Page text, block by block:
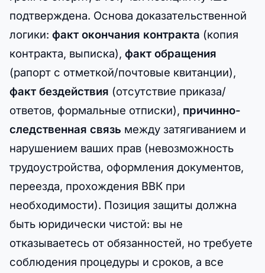
подтверждена. Основа доказательственной
логики: факт окончания контракта (копия
контракта, выписка), факт обращения
(рапорт с отметкой/почтовые квитанции),
факт бездействия (отсутствие приказа/
ответов, формальные отписки), причинно-
следственная связь между затягиванием и
нарушением ваших прав (невозможность
трудоустройства, оформления документов,
переезда, прохождения ВВК при
необходимости). Позиция защиты должна
быть юридически чистой: вы не
отказываетесь от обязанностей, но требуете
соблюдения процедуры и сроков, а все